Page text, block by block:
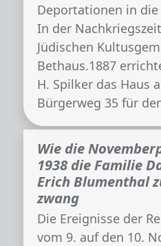
Deportationen in
In der
Jüdischen
Bethaus.1887
H. Spilker das Haus
Bürgerweg 35 für
Wie die
1938 die Familie
Erich Blumenthal
zwang
Die Ereignisse der
vom 9. auf den 10.